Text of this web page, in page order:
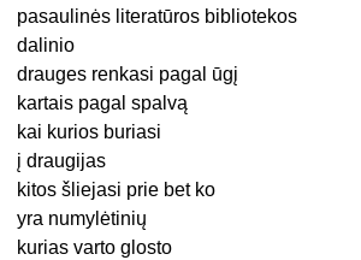
pasaulinės literatūros bibliotekos
dalinio
drauges renkasi pagal ūgį
kartais pagal spalvą
kai kurios buriasi
į draugijas
kitos šliejasi prie bet ko
yra numylėtinių
kurias varto glosto